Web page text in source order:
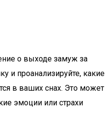
о выходе замуж за
и проанализируйте, какие
в ваших снах. Это может
эмоции или страхи